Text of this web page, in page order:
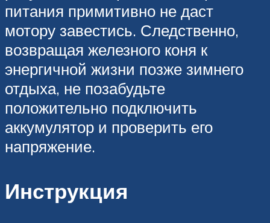
питания примитивно не даст
мотору завестись. Следственно,
возвращая железного коня к
энергичной жизни позже зимнего
отдыха, не позабудьте
положительно подключить
аккумулятор и проверить его
напряжение.
Инструкция